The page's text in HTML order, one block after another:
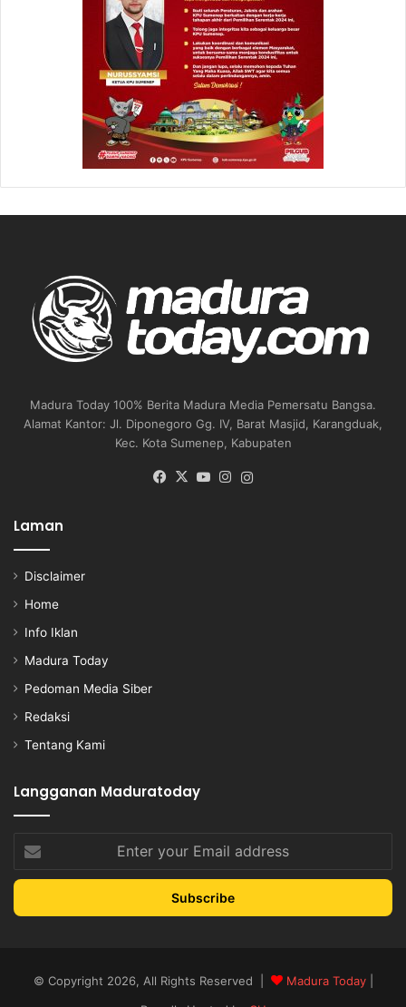
Madura Today 100% Berita Madura Media Pemersatu Bangsa.
Alamat Kantor: Jl. Diponegoro Gg. IV, Barat Masjid, Karangduak,
Kec. Kota Sumenep, Kabupaten
Facebook
X YouTubeInstagram
Laman
Disclaimer
Home
Info Iklan
Madura Today
Pedoman Media Siber
Redaksi
Tentang Kami
Langganan Maduratoday
your
Email
© Copyright 2026, All Rights Reserved | Madura Today